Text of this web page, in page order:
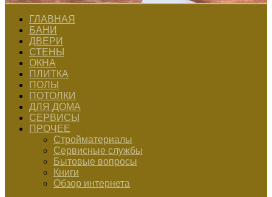
ГЛАВНАЯ
БАНИ
ДВЕРИ
СТЕНЫ
ОКНА
ПЛИТКА
ПОЛЫ
ПОТОЛКИ
ДЛЯ ДОМА
СЕРВИСЫ
ПРОЧЕЕ
Стройматериалы
Сервисные службы
Бытовые вопросы
Книги
Обзор интернета